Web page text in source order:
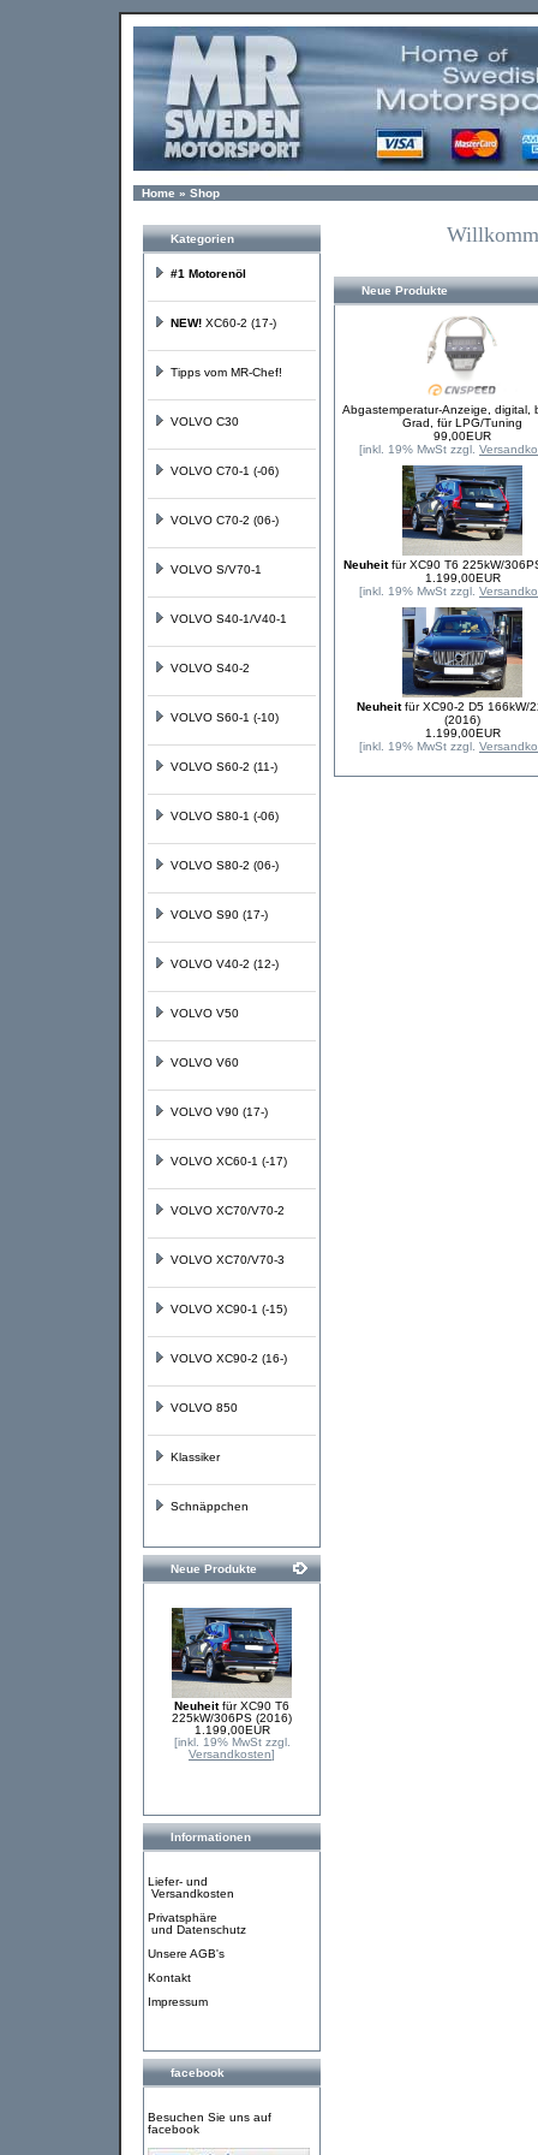
Home » Shop
Kategorien
#1 Motorenöl
NEW! XC60-2 (17-)
Tipps vom MR-Chef!
VOLVO C30
VOLVO C70-1 (-06)
VOLVO C70-2 (06-)
VOLVO S/V70-1
VOLVO S40-1/V40-1
VOLVO S40-2
VOLVO S60-1 (-10)
VOLVO S60-2 (11-)
VOLVO S80-1 (-06)
VOLVO S80-2 (06-)
VOLVO S90 (17-)
VOLVO V40-2 (12-)
VOLVO V50
VOLVO V60
VOLVO V90 (17-)
VOLVO XC60-1 (-17)
VOLVO XC70/V70-2
VOLVO XC70/V70-3
VOLVO XC90-1 (-15)
VOLVO XC90-2 (16-)
VOLVO 850
Klassiker
Schnäppchen
Neue Produkte
Neuheitfür XC90 T6
225kW/306PS (2016)
1.199,00EUR
[inkl. 19% MwSt zzgl.
Versandkosten]
Informationen
Liefer- und
Versandkosten
Privatsphäre
und Datenschutz
Unsere AGB's
Kontakt
Impressum
facebook
Besuchen Sie uns auf
facebook
Neue Produkte
Abgastemperatur-Anzeige, digital,
Grad, für LPG/Tuning
99,00EUR
[inkl. 19% MwSt zzgl.
Neuheitfür XC90 T6 225kW/
1.199,00EUR
[inkl. 19% MwSt zzgl.
Neuheitfür XC90-2 D5 166kW/
(2016)
1.199,00EUR
[inkl. 19% MwSt zzgl.